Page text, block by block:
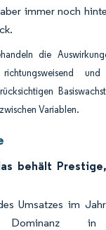
immer noch
die
richtungsweisend
Variablen.
behält
Umsatzes im